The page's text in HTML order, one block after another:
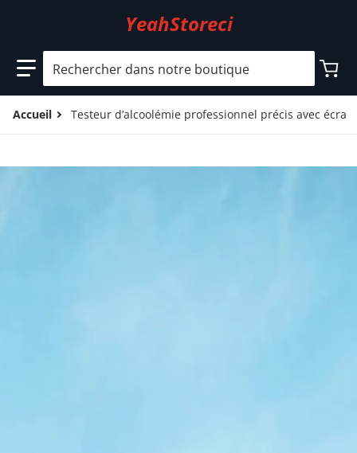
YeahStoreci
Rechercher dans notre boutique
Accueil Testeur d’alcoolémie professionnel précis avec